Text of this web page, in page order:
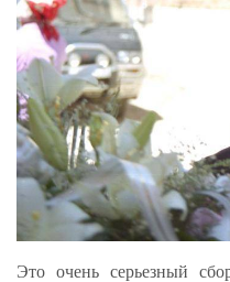
Это очень серьезный